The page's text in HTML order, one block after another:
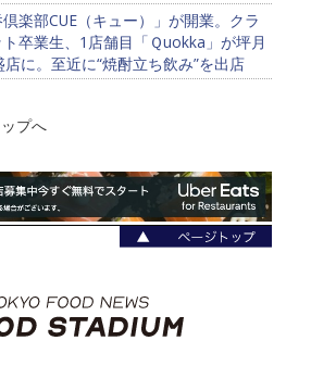
楽部CUE（キュー）」が開業。クラ
卒業生、1店舗目「Ｑuokka」が坪月
に。至近に“焼酎立ち飲み”を出店
プへ